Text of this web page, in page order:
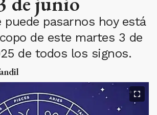
puede pasarnos hoy está
de este martes 3 de
de todos los signos.